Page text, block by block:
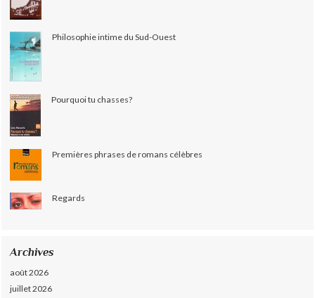
Philosophie intime du Sud-Ouest
Pourquoi tu chasses?
Premières phrases de romans célèbres
Regards
Archives
août 2026
juillet 2026